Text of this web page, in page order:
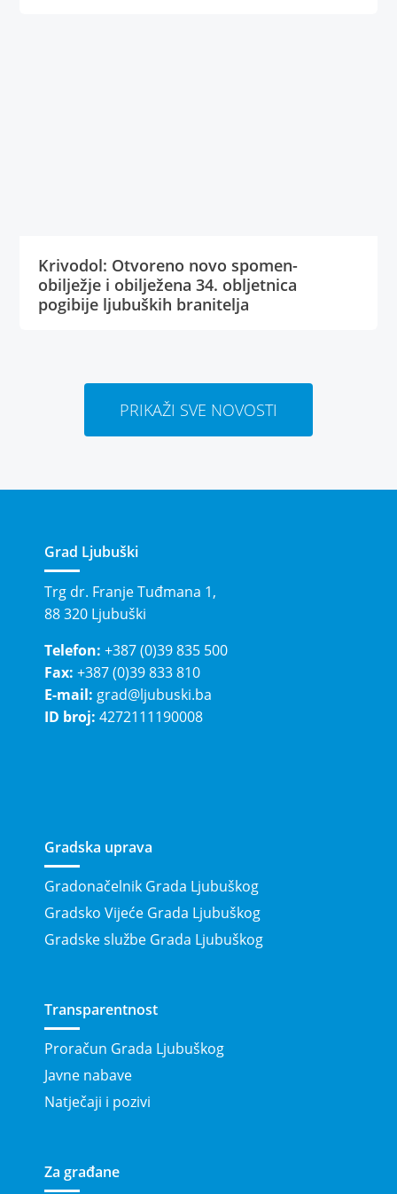
Krivodol: Otvoreno novo spomen-
obilježje i obilježena 34. obljetnica
pogibije ljubuških branitelja
PRIKAŽI SVE NOVOSTI
Grad Ljubuški
Trg dr. Franje Tuđmana 1,
88 320 Ljubuški
Telefon: +387 (0)39 835 500
Fax: +387 (0)39 833 810
E-mail: grad@ljubuski.ba
ID broj: 4272111190008
Gradska uprava
Gradonačelnik Grada Ljubuškog
Gradsko Vijeće Grada Ljubuškog
Gradske službe Grada Ljubuškog
Transparentnost
Proračun Grada Ljubuškog
Javne nabave
Natječaji i pozivi
Za građane